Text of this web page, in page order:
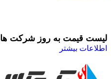
لیست قیمت به روز شرکت ها
اطلاعات بیشتر